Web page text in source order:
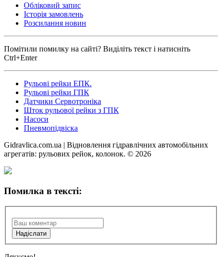
Обліковий запис
Історія замовлень
Розсилання новин
Помітили помилку на сайті? Виділіть текст і натисніть
Ctrl+Enter
Рульові рейки ЕПК.
Рульові рейки ГПК
Датчики Сервотроніка
Шток рульової рейки з ГПК
Насоси
Пневмопідвіска
Gidravlica.com.ua | Відновлення гідравлічних автомобільних
агрегатів: рульових рейок, колонок. © 2026
Помилка в тексті: